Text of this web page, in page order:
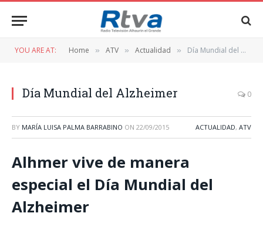
YOU ARE AT: Home » ATV » Actualidad » Día Mundial del Alzheimer
Día Mundial del Alzheimer 0
BY MARÍA LUISA PALMA BARRABINO ON 22/09/2015 ACTUALIDAD, ATV
Alhmer vive de manera
especial el Día Mundial del
Alzheimer